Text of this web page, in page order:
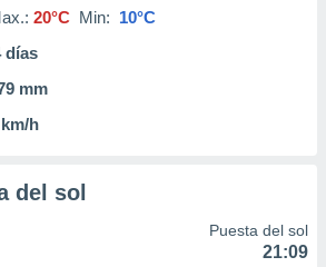
20°C Min: 10°C
días
mm
km/h
del sol
Puesta del sol
21:09